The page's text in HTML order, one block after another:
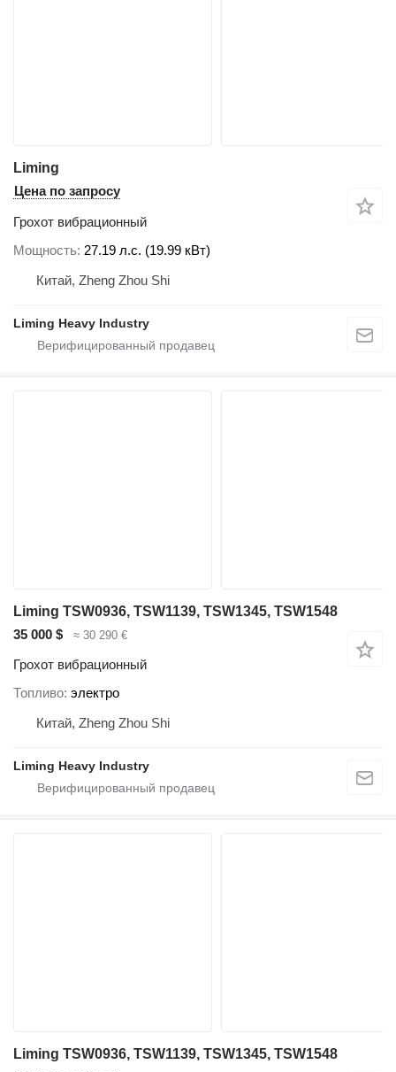
Liming
Цена по запросу
Грохот вибрационный
Мощность 27.19 л.с. (19.99 кВт)
Китай, Zheng Zhou Shi
Liming Heavy Industry
Liming TSW0936, TSW1139, TSW1345, TSW1548
35 000 $
≈ 30 290 €
Грохот вибрационный
Топливо электро
Китай, Zheng Zhou Shi
Liming Heavy Industry
Liming TSW0936, TSW1139, TSW1345, TSW1548